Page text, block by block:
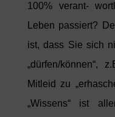
100% verant-
Leben passiert?
ist, dass Sie sich
„dürfen/können“,
Mitleid zu
„Wissens“ ist